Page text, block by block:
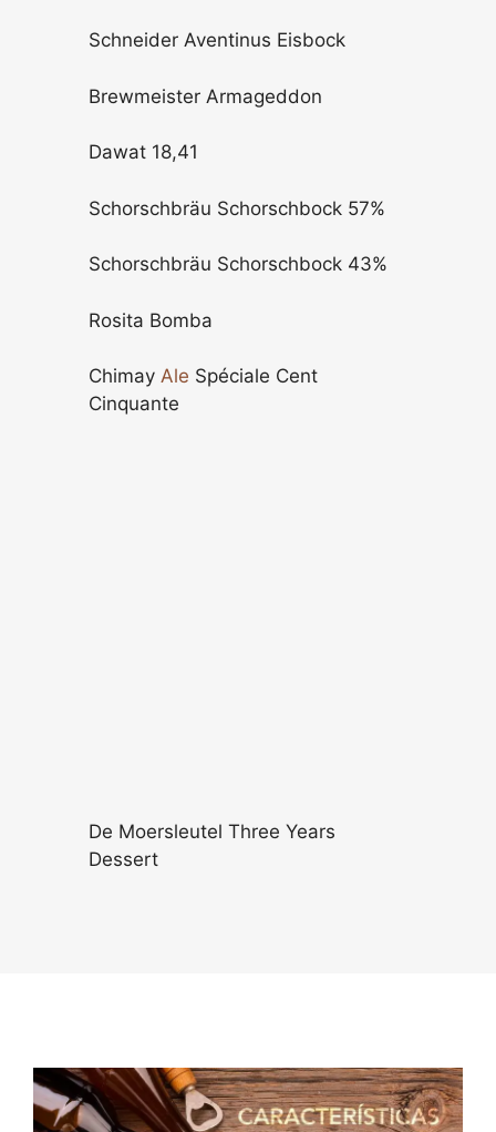
Schneider Aventinus Eisbock
Brewmeister Armageddon
Dawat 18,41
Schorschbräu Schorschbock 57%
Schorschbräu Schorschbock 43%
Rosita Bomba
Chimay Ale Spéciale Cent
Cinquante
De Moersleutel Three Years
Dessert